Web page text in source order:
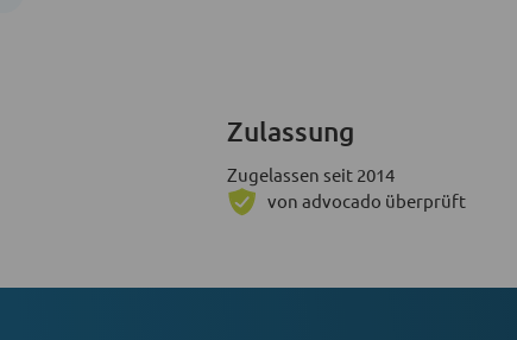
Zulassung
Zugelassen seit 2014
von advocado überprüft